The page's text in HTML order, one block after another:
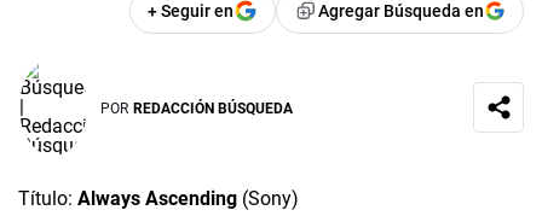
+ Seguir en Agregar Búsqueda en
POR REDACCIÓN BÚSQUEDA
Título: Always Ascending (Sony)